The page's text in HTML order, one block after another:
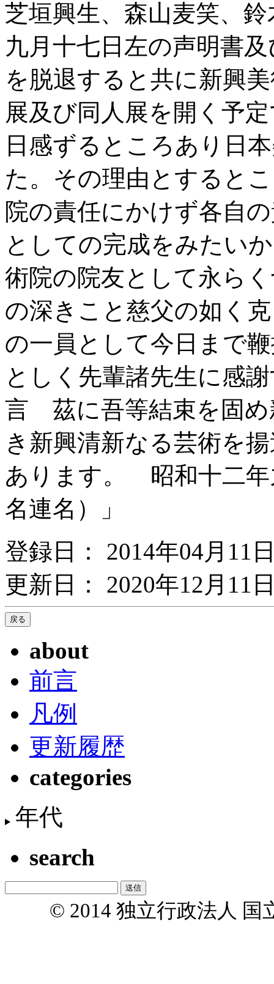
芝垣興生、森山麦笑、
九月十七日左の声明書
を脱退すると共に新興
展及び同人展を開く予
日感ずるところあり日
た。その理由とすると
院の責任にかけず各自
としての完成をみたい
術院の院友として永ら
の深きこと慈父の如く
の一員として今日まで
としく先輩諸先生に感
言 茲に吾等結束を固め
き新興清新なる芸術を
あります。 昭和十二
名連名）」
登録日： 2014年04月11
更新日： 2020年12月11
about
前言
凡例
更新履歴
categories
年代
search
© 2014 独立行政法人 国